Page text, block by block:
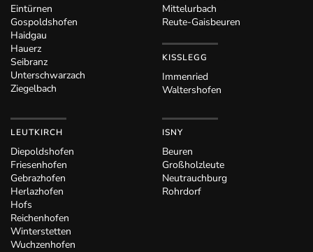
Eintürnen
Gospoldshofen
Haidgau
Hauerz
Seibranz
Unterschwarzach
Ziegelbach
Mittelurbach
Reute-Gaisbeuren
KISSLEGG
Immenried
Waltershofen
LEUTKIRCH
Diepoldshofen
Friesenhofen
Gebrazhofen
Herlazhofen
Hofs
Reichenhofen
Winterstetten
Wuchzenhofen
ISNY
Beuren
Großholzleute
Neutrauchburg
Rohrdorf